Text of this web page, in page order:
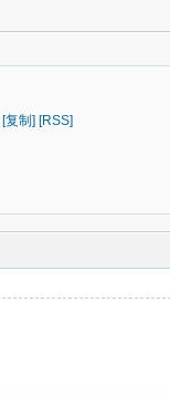
[复制] [RSS]